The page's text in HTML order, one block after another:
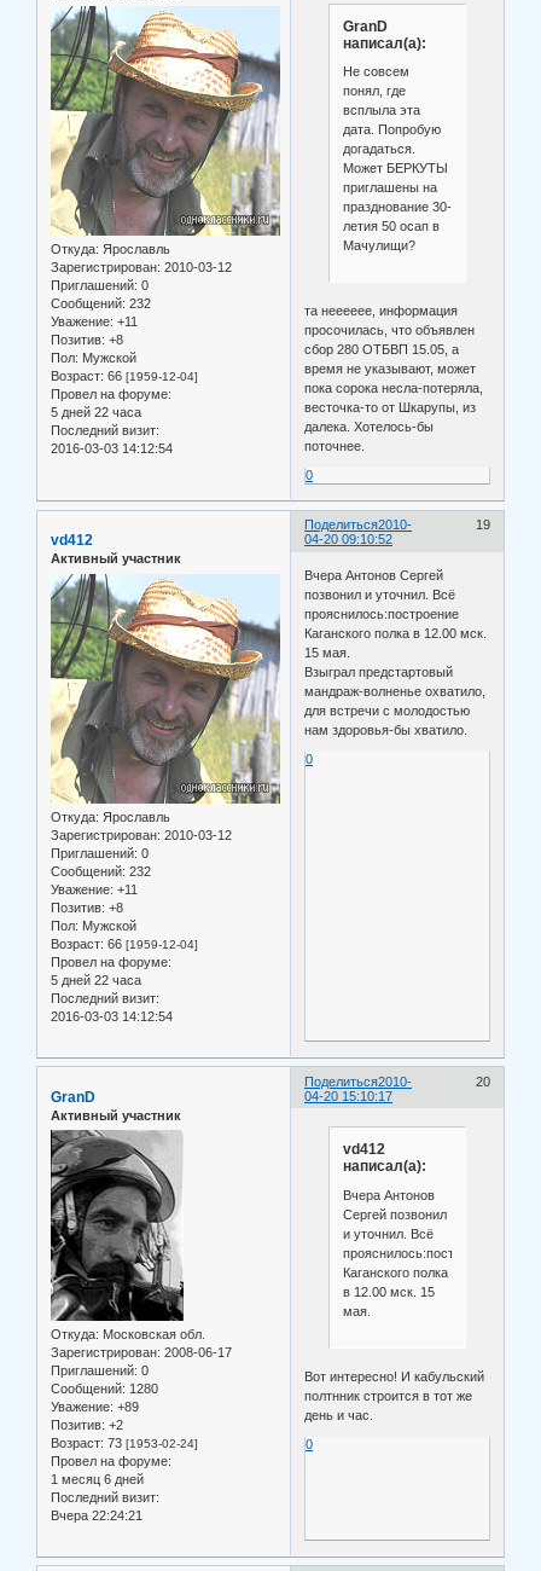
Откуда: Ярославль
Зарегистрирован: 2010-03-12
Приглашений: 0
Сообщений: 232
Уважение: +11
Позитив: +8
Пол: Мужской
Возраст: 66 [1959-12-04]
Провел на форуме:
5 дней 22 часа
Последний визит:
2016-03-03 14:12:54
GranD
написал(а):
Не совсем
понял, где
всплыла эта
дата. Попробую
догадаться.
Может БЕРКУТЫ
приглашены на
празднование 30-
летия 50 осап в
Мачулищи?
та нееееее, информация
просочилась, что объявлен
сбор 280 ОТБВП 15.05, а
время не указывают, может
пока сорока несла-потеряла,
весточка-то от Шкарупы, из
далека. Хотелось-бы
поточнее.
0
Поделиться 19
2010-
04-20 09:10:52
vd412
Активный участник
Откуда: Ярославль
Зарегистрирован: 2010-03-12
Приглашений: 0
Сообщений: 232
Уважение: +11
Позитив: +8
Пол: Мужской
Возраст: 66 [1959-12-04]
Провел на форуме:
5 дней 22 часа
Последний визит:
2016-03-03 14:12:54
Вчера Антонов Сергей
позвонил и уточнил. Всё
прояснилось:построение
Каганского полка в 12.00 мск.
15 мая.
Взыграл предстартовый
мандраж-волненье охватило,
для встречи с молодостью
нам здоровья-бы хватило.
0
Поделиться 20
2010-
04-20 15:10:17
GranD
Активный участник
Откуда: Московская обл.
Зарегистрирован: 2008-06-17
Приглашений: 0
Сообщений: 1280
Уважение: +89
Позитив: +2
Возраст: 73 [1953-02-24]
Провел на форуме:
1 месяц 6 дней
Последний визит:
Вчера 22:24:21
vd412
написал(а):
Вчера Антонов
Сергей позвонил
и уточнил. Всё
прояснилось:построение
Каганского полка
в 12.00 мск. 15
мая.
Вот интересно! И кабульский
полтнник строится в тот же
день и час.
0